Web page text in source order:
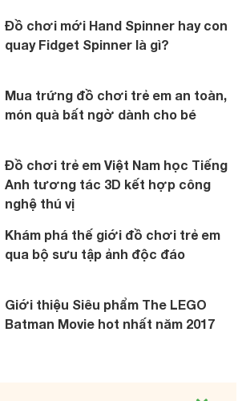
Đồ chơi mới Hand Spinner hay con
quay Fidget Spinner là gì?
Mua trứng đồ chơi trẻ em an toàn,
món quà bất ngờ dành cho bé
Đồ chơi trẻ em Việt Nam học Tiếng
Anh tương tác 3D kết hợp công
nghệ thú vị
Khám phá thế giới đồ chơi trẻ em
qua bộ sưu tập ảnh độc đáo
Giới thiệu Siêu phẩm The LEGO
Batman Movie hot nhất năm 2017